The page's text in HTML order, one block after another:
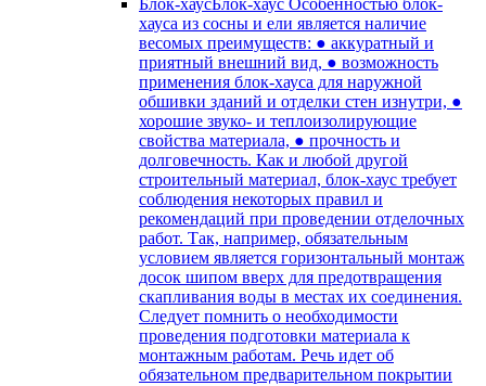
Блок-хаусБлок-хаус Особенностью блок-
хауса из сосны и ели является наличие
весомых преимуществ: ● аккуратный и
приятный внешний вид, ● возможность
применения блок-хауса для наружной
обшивки зданий и отделки стен изнутри, ●
хорошие звуко- и теплоизолирующие
свойства материала, ● прочность и
долговечность. Как и любой другой
строительный материал, блок-хаус требует
соблюдения некоторых правил и
рекомендаций при проведении отделочных
работ. Так, например, обязательным
условием является горизонтальный монтаж
досок шипом вверх для предотвращения
скапливания воды в местах их соединения.
Следует помнить о необходимости
проведения подготовки материала к
монтажным работам. Речь идет об
обязательном предварительном покрытии